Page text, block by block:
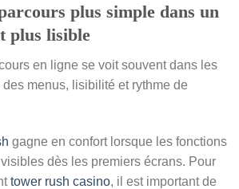
plus simple dans un
plus lisible
en ligne se voit souvent dans les
menus, lisibilité et rythme de
gagne en confort lorsque les fonctions
dès les premiers écrans. Pour
tower rush casino, il est important de